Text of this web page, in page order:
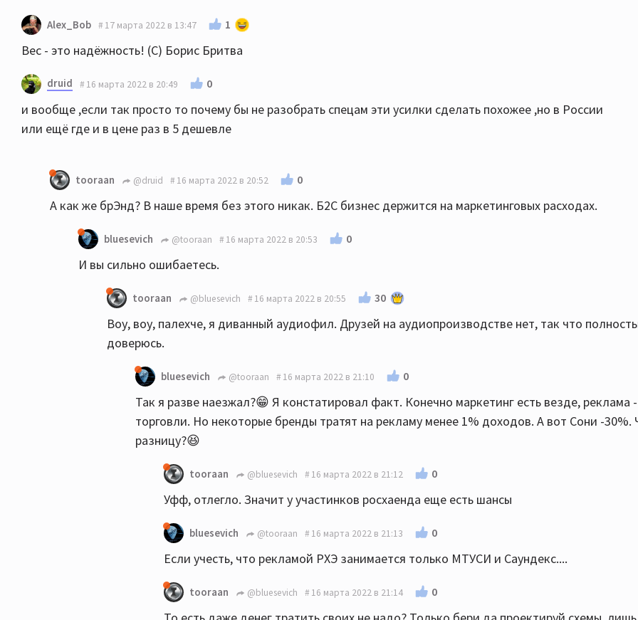
Alex_Bob 17 марта 2022 в 13:47 1
Вес - это надёжность! (С) Борис Бритва
druid 16 марта 2022 в 20:49 0
и вообще ,если так просто то почему бы не разобрать спецам эти усилки сделать похожее ,но в России
или ещё где и в цене раз в 5 дешевле
tooraan @druid 16 марта 2022 в 20:52 0
А как же брЭнд? В наше время без этого никак. Б2С бизнес держится на маркетинговых расходах.
bluesevich @tooraan 16 марта 2022 в 20:53 0
И вы сильно ошибаетесь.
tooraan @bluesevich 16 марта 2022 в 20:55 30
Воу, воу, палехче, я диванный аудиофил. Друзей на аудиопроизводстве нет, так что
доверюсь.
bluesevich @tooraan 16 марта 2022 в 21:10 0
Так я разве наезжал?😁 Я констатировал факт. Конечно маркетинг есть везде, реклама
торговли. Но некоторые бренды тратят на рекламу менее 1% доходов. А вот Сони -30%.
разницу?😆
tooraan @bluesevich 16 марта 2022 в 21:12 0
Уфф, отлегло. Значит у участинков росхаенда еще есть шансы
bluesevich @tooraan 16 марта 2022 в 21:13 0
Если учесть, что рекламой РХЭ занимается только МТУСИ и Саундекс....
tooraan @bluesevich 16 марта 2022 в 21:14 0